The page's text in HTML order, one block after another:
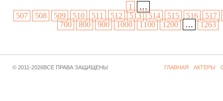
1
…
507
508 509 510 511 512 513 514 515 516
517
700
800 900 1000 1100 1200 … 1263
© 2011-2026ВСЕ ПРАВА ЗАЩИЩЕНЫ ГЛАВНАЯ АКТЕРЫ